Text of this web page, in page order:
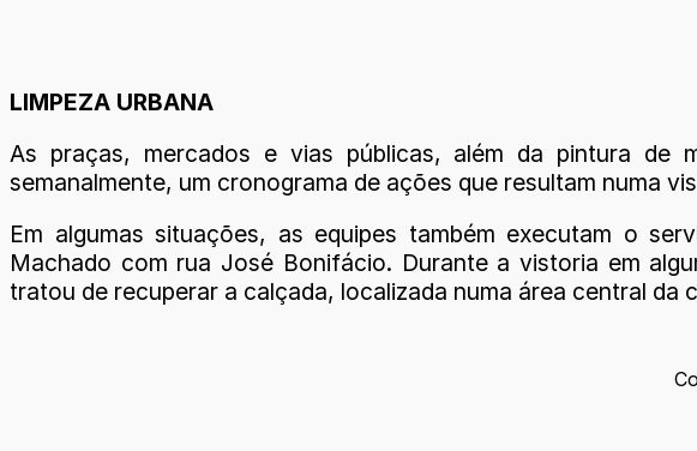
LIMPEZA URBANA
As praças, mercados e vias públicas, além da pintura de
semanalmente, um cronograma de ações que resultam numa
Em algumas situações, as equipes também executam o
Machado com rua José Bonifácio. Durante a vistoria em
tratou de recuperar a calçada, localizada numa área central da